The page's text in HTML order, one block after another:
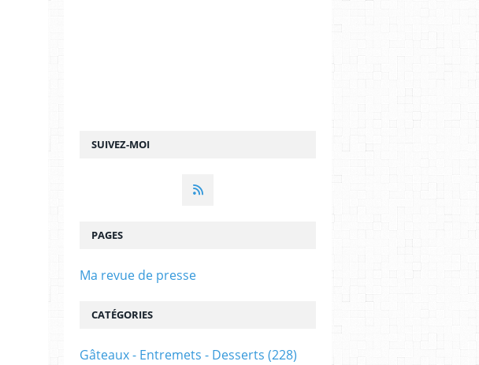
SUIVEZ-MOI
PAGES
Ma revue de presse
CATÉGORIES
Gâteaux - Entremets - Desserts (228)